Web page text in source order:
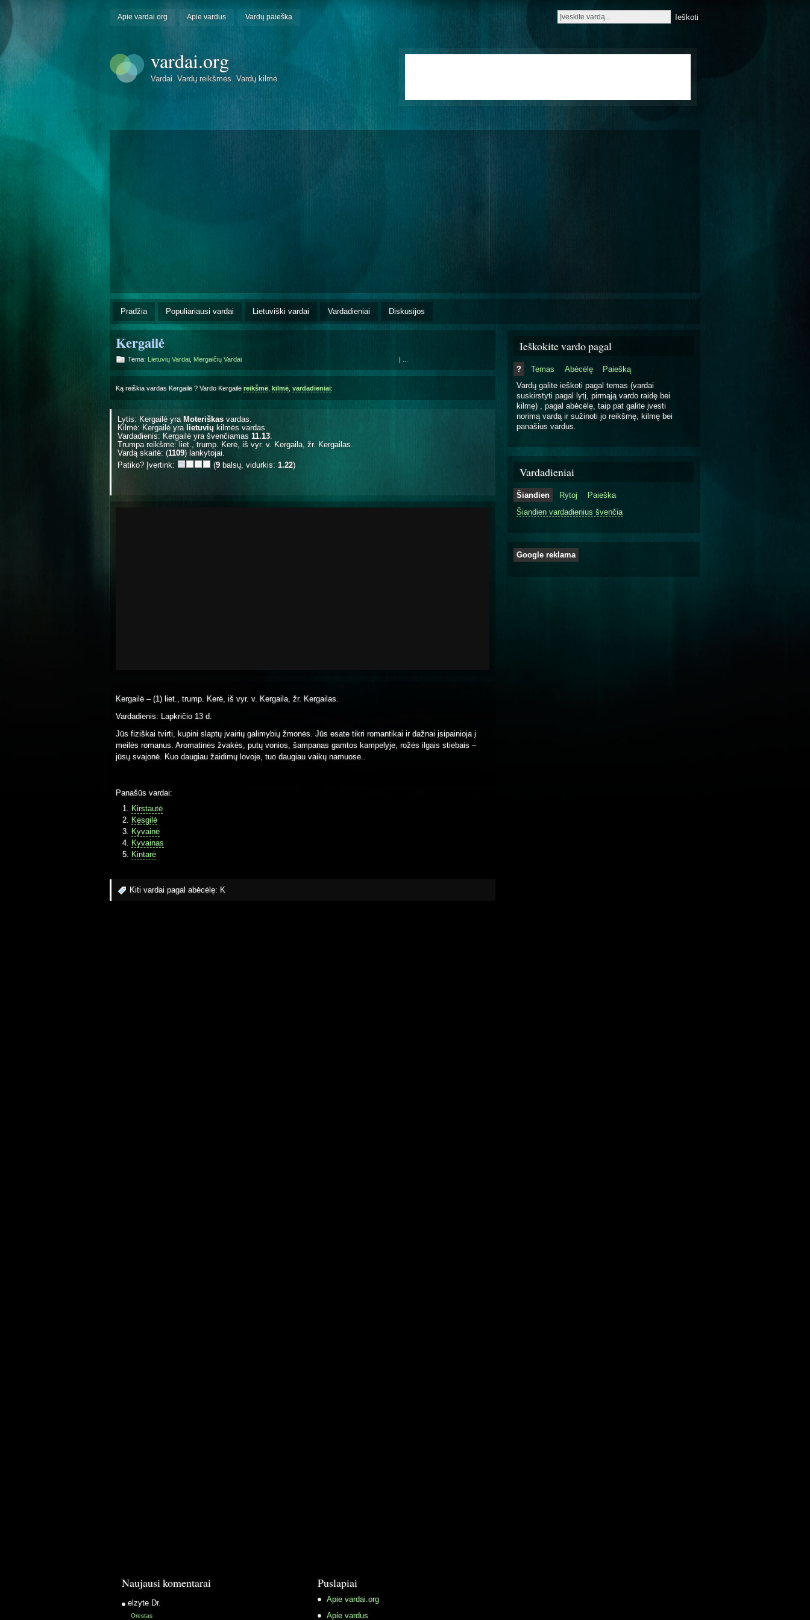
Apie vardai.org Apie vardus Vardų paieška
vardai.org
Vardai. Vardų reikšmės. Vardų kilmė.
Pradžia Populiariausi vardai Lietuviški vardai Vardadieniai Diskusijos
Kergailė
Tema: Lietuvių Vardai Mergaičių Vardai |
Ką reiškia vardas Kergailė ? Vardo Kergailė reikšmė kilmė vardadieniai:
Lytis: Kergailė yra Moteriškas vardas.
Kilmė: Kergailė yra lietuvių kilmės vardas.
Vardadienis: Kergailė yra švenčiamas 11.13
Trumpa reikšmė: liet., trump. Kerė, iš vyr. v. Kergaila, žr. Kergailas.
Vardą skaitė: (1109) lankytojai.
Patiko? Įvertink:
(9 balsų, vidurkis: 1.22)
Kergailė – (1) liet., trump. Kerė, iš vyr. v. Kergaila, žr. Kergailas.
Vardadienis: Lapkričio 13 d.
Jūs fiziškai tvirti, kupini slaptų įvairių galimybių žmonės. Jūs esate tikri romantikai ir dažnai įsipainioja į
meilės romanus. Aromatinės žvakės, putų vonios, šampanas gamtos kampelyje, rožės ilgais stiebais –
jūsų svajonė. Kuo daugiau žaidimų lovoje, tuo daugiau vaikų namuose..
Panašūs vardai:
Kirstautė
Kęsgilė
Kyvainė
Kyvainas
Kintarė
Kiti vardai pagal abėcėlę: K
Ieškokite vardo pagal
? Temas Abėcėlę
Paiešką
Vardų galite ieškoti pagal temas (vardai
suskirstyti pagal lytį, pirmąją vardo raidę bei
kilmę) , pagal abėcėlę, taip pat galite įvesti
norimą vardą ir sužinoti jo reikšmę, kilmę bei
panašius vardus.
Vardadieniai
Šiandien Rytoj
Paieška
Šiandien vardadienius švenčia
Google reklama
Naujausi komentarai
elzyte Dr.
Orestas
Puslapiai
Apie vardai.org
Apie vardus